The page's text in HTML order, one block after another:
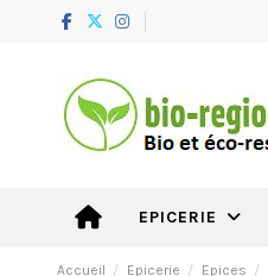
EPICERIE
Accueil Epicerie Epices